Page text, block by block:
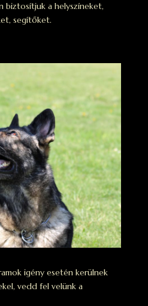
biztosítjuk a helyszíneket,
segítőket.
igény esetén kerülnek
vedd fel velünk a